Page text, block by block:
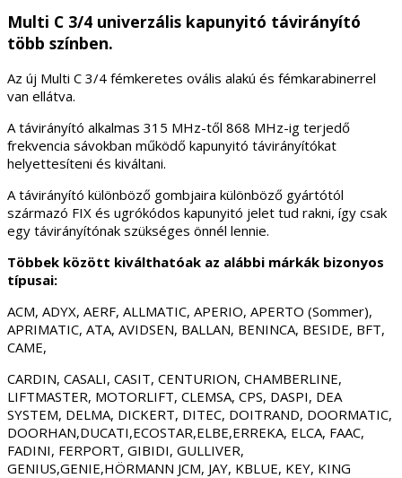
Multi C 3/4 univerzális kapunyitó távirányító
több színben.
Az új Multi C 3/4 fémkeretes ovális alakú és fémkarabinerrel
van ellátva.
A távirányító alkalmas 315 MHz-től 868 MHz-ig terjedő
frekvencia sávokban működő kapunyitó távirányítókat
helyettesíteni és kiváltani.
A távirányító különböző gombjaira különböző gyártótól
származó FIX és ugrókódos kapunyitó jelet tud rakni, így csak
egy távirányítónak szükséges önnél lennie.
Többek között kiválthatóak az alábbi márkák bizonyos
típusai:
ACM, ADYX, AERF, ALLMATIC, APERIO, APERTO (Sommer),
APRIMATIC, ATA, AVIDSEN, BALLAN, BENINCA, BESIDE, BFT,
CAME,
CARDIN, CASALI, CASIT, CENTURION, CHAMBERLINE,
LIFTMASTER, MOTORLIFT, CLEMSA, CPS, DASPI, DEA
SYSTEM, DELMA, DICKERT, DITEC, DOITRAND, DOORMATIC,
DOORHAN,DUCATI,ECOSTAR,ELBE,ERREKA, ELCA, FAAC,
FADINI, FERPORT, GIBIDI, GULLIVER,
GENIUS,GENIE,HÖRMANN JCM, JAY, KBLUE, KEY, KING